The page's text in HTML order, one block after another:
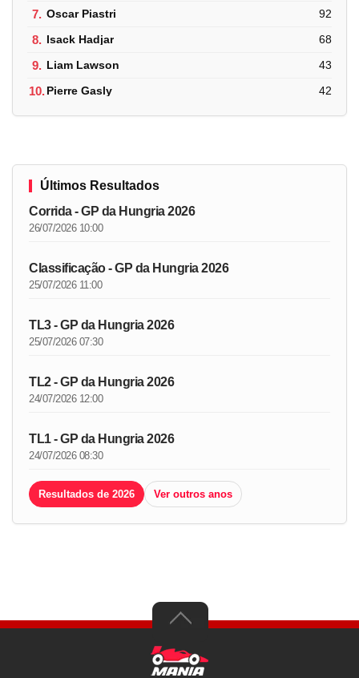
7. Oscar Piastri 92
8. Isack Hadjar 68
9. Liam Lawson 43
10.Pierre Gasly 42
Últimos Resultados
Corrida - GP da Hungria 2026
26/07/2026 10:00
Classificação - GP da Hungria 2026
25/07/2026 11:00
TL3 - GP da Hungria 2026
25/07/2026 07:30
TL2 - GP da Hungria 2026
24/07/2026 12:00
TL1 - GP da Hungria 2026
24/07/2026 08:30
Resultados de 2026 Ver outros anos